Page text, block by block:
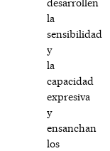
desarrollen
la
sensibilidad
y
la
capacidad
expresiva
y
ensanchan
los